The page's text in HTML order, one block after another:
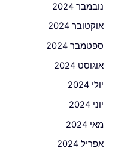
נובמבר 2024
אוקטובר 2024
ספטמבר 2024
אוגוסט 2024
יולי 2024
יוני 2024
מאי 2024
אפריל 2024